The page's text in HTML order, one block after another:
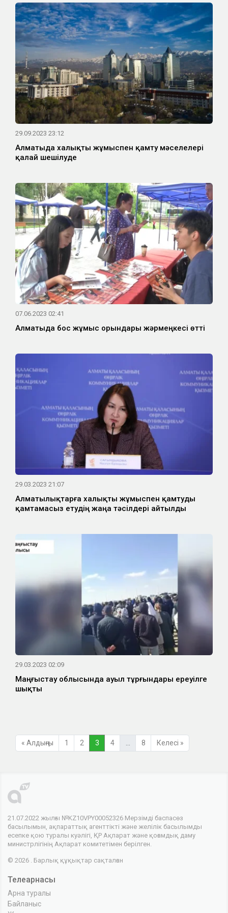
29.09.2023 23:12
Алматыда халықты жұмыспен қамту мәселелері
қалай шешілуде
07.06.2023 02:41
Алматыда бос жұмыс орындары жәрмеңкесі өтті
29.03.2023 21:07
Алматылықтарға халықты жұмыспен қамтуды
қамтамасыз етудің жаңа тәсілдері айтылды
29.03.2023 02:09
Маңғыстау облысында ауыл тұрғындары ереуілге
шықты
« Алдыңғы 1 2 3 4 8 Келесі »
21.07.2022 жылғы №KZ10VPY00052326 Мерзімді баспасөз
басылымын, ақпараттық агенттікті және желілік басылымды
есепке қою туралы куәлігі, ҚР Ақпарат және қоғамдық даму
министрлігінің Ақпарат комитетімен берілген.
© 2026 . Барлық құқықтар сақталған
Телеарнасы
Арна туралы
Байланыс